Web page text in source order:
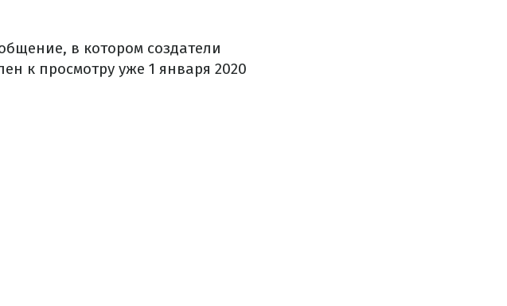
в котором создатели
к просмотру уже 1 января 2020